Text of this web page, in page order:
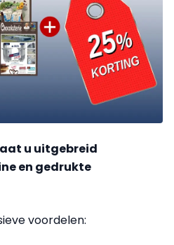
u uitgebreid
en gedrukte
voordelen: